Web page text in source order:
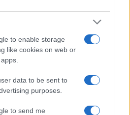
to enable storage
like cookies on web or
data to be sent to
purposes.
to send me